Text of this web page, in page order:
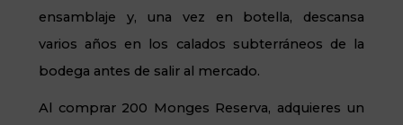
ensamblaje y, una vez en botella, descansa
varios años en los calados subterráneos de la
bodega antes de salir al mercado.
Al comprar 200 Monges Reserva, adquieres un